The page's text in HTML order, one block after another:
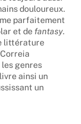
toujours aussi
douloureux.
parfaitement
et defantasy
littérature
genres
ainsi un
un